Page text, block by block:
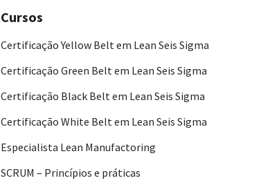
Cursos
Certificação Yellow Belt em Lean Seis Sigma
Certificação Green Belt em Lean Seis Sigma
Certificação Black Belt em Lean Seis Sigma
Certificação White Belt em Lean Seis Sigma
Especialista Lean Manufactoring
SCRUM – Princípios e práticas